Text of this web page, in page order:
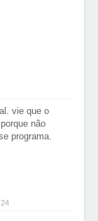
vie que o
não
programa.